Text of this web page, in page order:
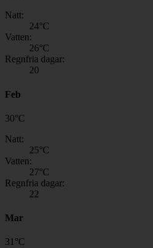
Natt:
24°C
Vatten:
26°C
Regnfria dagar:
20
Feb
30°C
Natt:
25°C
Vatten:
27°C
Regnfria dagar:
22
Mar
31 °C